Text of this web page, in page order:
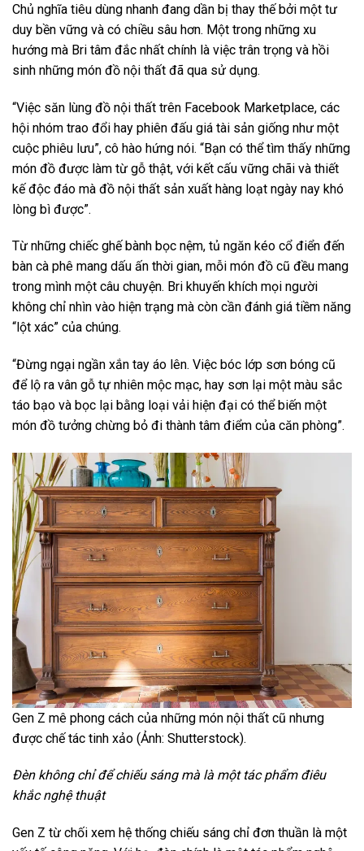
Chủ nghĩa tiêu dùng nhanh đang dần bị thay thế bởi một tư
duy bền vững và có chiều sâu hơn. Một trong những xu
hướng mà Bri tâm đắc nhất chính là việc trân trọng và hồi
sinh những món đồ nội thất đã qua sử dụng.
“Việc săn lùng đồ nội thất trên Facebook Marketplace, các
hội nhóm trao đổi hay phiên đấu giá tài sản giống như một
cuộc phiêu lưu”, cô hào hứng nói. “Bạn có thể tìm thấy những
món đồ được làm từ gỗ thật, với kết cấu vững chãi và thiết
kế độc đáo mà đồ nội thất sản xuất hàng loạt ngày nay khó
lòng bì được”.
Từ những chiếc ghế bành bọc nệm, tủ ngăn kéo cổ điển đến
bàn cà phê mang dấu ấn thời gian, mỗi món đồ cũ đều mang
trong mình một câu chuyện. Bri khuyến khích mọi người
không chỉ nhìn vào hiện trạng mà còn cần đánh giá tiềm năng
“lột xác” của chúng.
“Đừng ngại ngần xắn tay áo lên. Việc bóc lớp sơn bóng cũ
để lộ ra vân gỗ tự nhiên mộc mạc, hay sơn lại một màu sắc
táo bạo và bọc lại bằng loại vải hiện đại có thể biến một
món đồ tưởng chừng bỏ đi thành tâm điểm của căn phòng”.
Gen Z mê phong cách của những món nội thất cũ nhưng
được chế tác tinh xảo (Ảnh: Shutterstock).
Đèn không chỉ để chiếu sáng mà là một tác phẩm điêu
khắc nghệ thuật
Gen Z từ chối xem hệ thống chiếu sáng chỉ đơn thuần là một